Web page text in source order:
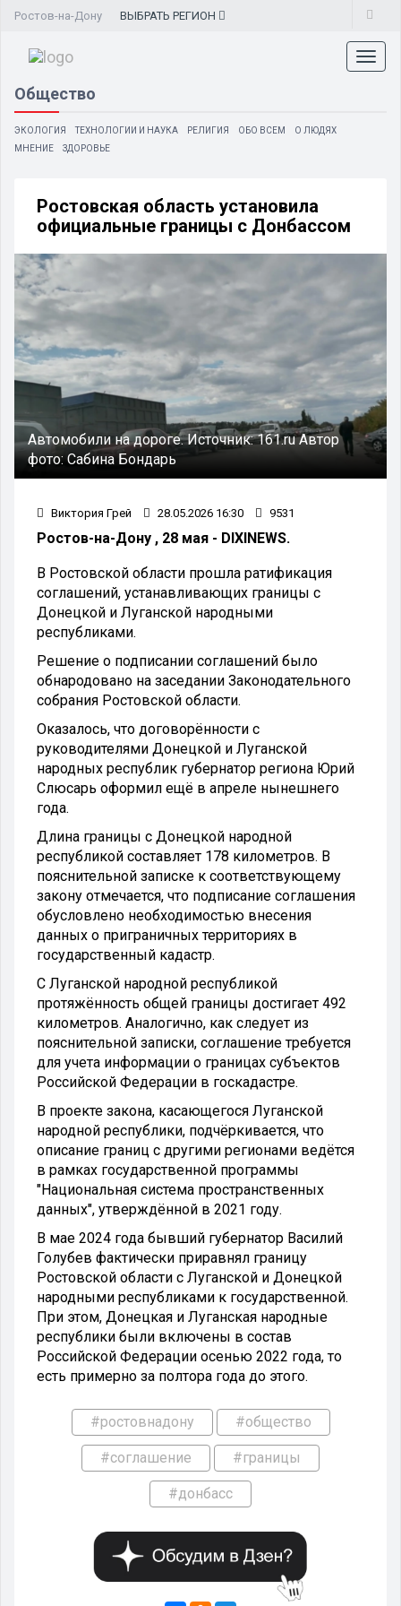
Ростов-на-Дону ВЫБРАТЬ РЕГИОН
Общество
ЭКОЛОГИЯ ТЕХНОЛОГИИ И НАУКА РЕЛИГИЯ ОБО ВСЕМ
О ЛЮДЯХ
МНЕНИЕ
ЗДОРОВЬЕ
Ростовская область установила
официальные границы с Донбассом
Автомобили на дороге.Источник:161.ruАвтор
фото:Сабина Бондарь
Виктория Грей 28.05.2026 16:30 9531
Ростов-на-Дону , 28 мая - DIXINEWS.
В Ростовской области прошла ратификация
соглашений, устанавливающих границы с
Донецкой и Луганской народными
республиками.
Решение о подписании соглашений было
обнародовано на заседании Законодательного
собрания Ростовской области.
Оказалось, что договорённости с
руководителями Донецкой и Луганской
народных республик губернатор региона Юрий
Слюсарь оформил ещё в апреле нынешнего
года.
Длина границы с Донецкой народной
республикой составляет 178 километров. В
пояснительной записке к соответствующему
закону отмечается, что подписание соглашения
обусловлено необходимостью внесения
данных о приграничных территориях в
государственный кадастр.
С Луганской народной республикой
протяжённость общей границы достигает 492
километров. Аналогично, как следует из
пояснительной записки, соглашение требуется
для учета информации о границах субъектов
Российской Федерации в госкадастре.
В проекте закона, касающегося Луганской
народной республики, подчёркивается, что
описание границ с другими регионами ведётся
в рамках государственной программы
"Национальная система пространственных
данных", утверждённой в 2021 году.
В мае 2024 года бывший губернатор Василий
Голубев фактически приравнял границу
Ростовской области с Луганской и Донецкой
народными республиками к государственной.
При этом, Донецкая и Луганская народные
республики были включены в состав
Российской Федерации осенью 2022 года, то
есть примерно за полтора года до этого.
#ростовнадону #общество
#соглашение #границы
#донбасс